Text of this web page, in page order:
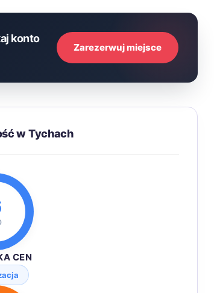
konto
Zarezerwuj miejsce
w Tychach
CEN